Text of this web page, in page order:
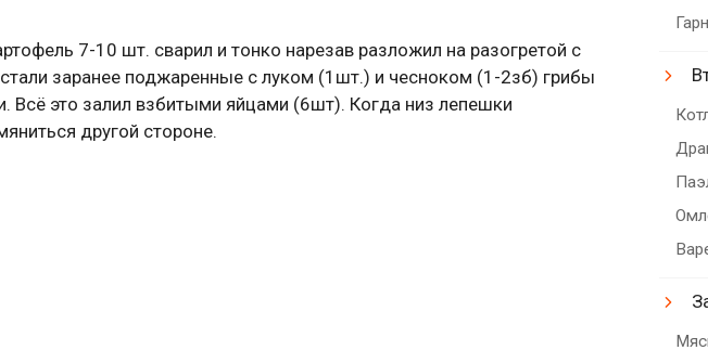
7-10 шт. сварил и тонко нарезав разложил на разогретой с
заранее поджаренные с луком (1шт.) и чесноком (1-2зб) грибы
Всё это залил взбитыми яйцами (6шт). Когда низ лепешки
другой стороне.